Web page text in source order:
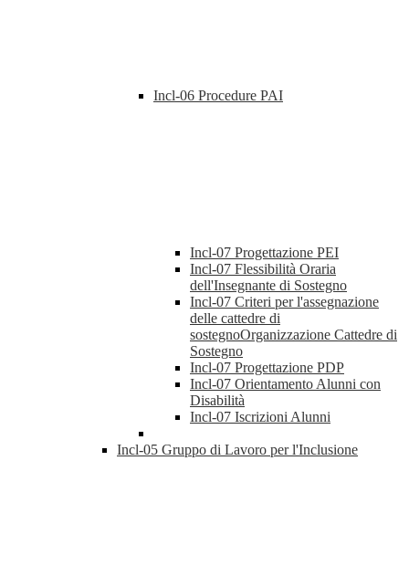
Incl-06 Procedure PAI
Incl-07 Progettazione PEI
Incl-07 Flessibilità Oraria
dell'Insegnante di Sostegno
Incl-07 Criteri per l'assegnazione
delle cattedre di
sostegnoOrganizzazione Cattedre di
Sostegno
Incl-07 Progettazione PDP
Incl-07 Orientamento Alunni con
Disabilità
Incl-07 Iscrizioni Alunni
Incl-05 Gruppo di Lavoro per l'Inclusione